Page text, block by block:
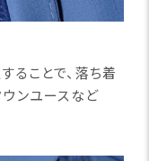
ることで、落ち着
ウンユースなど